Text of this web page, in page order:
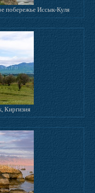
побережье Иссык-Куля
Киргизия